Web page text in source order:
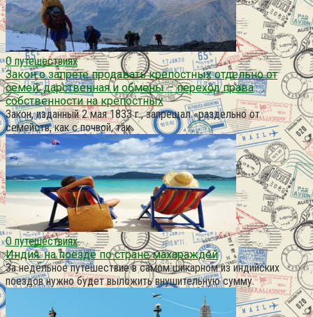
О путешествиях
Закон о запрете продавать крепостных отдельно от
семей. дарственная и обмены – переход права
собственности на крепостных
Закон, изданный 2 мая 1833 г., запрещал «раздельно от
семейств, как с почвой, так
О путешествиях
Индия: на поезде по стране махараждей
За недельное путешествие в самом шикарном из индийских
поездов нужно будет выложить внушительную сумму.